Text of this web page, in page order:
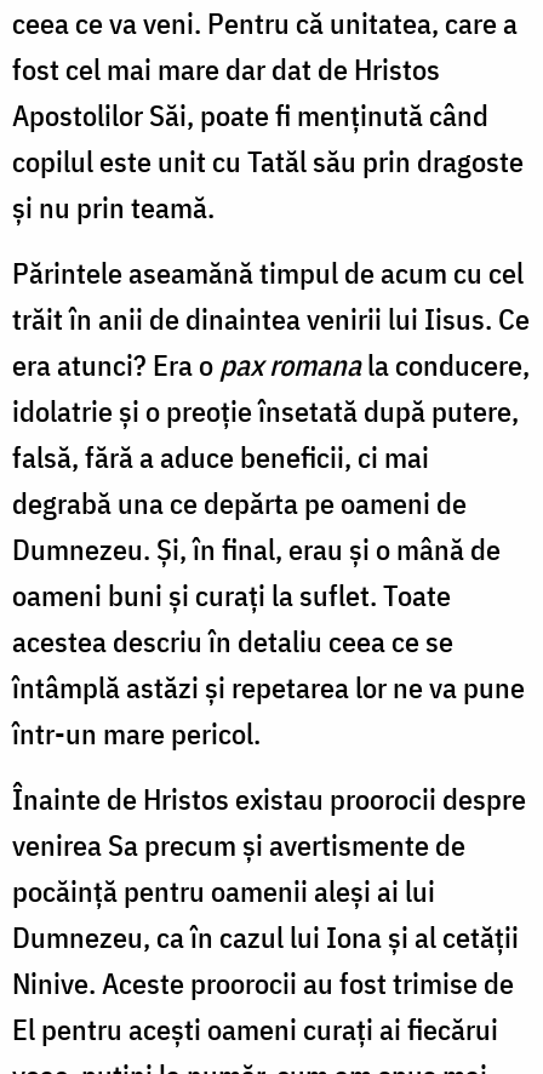
ceea ce va veni. Pentru că unitatea, care a
fost cel mai mare dar dat de Hristos
Apostolilor Săi, poate fi menținută când
copilul este unit cu Tatăl său prin dragoste
și nu prin teamă.
Părintele aseamănă timpul de acum cu cel
trăit în anii de dinaintea venirii lui Iisus. Ce
era atunci? Era opax romanala conducere,
idolatrie și o preoție însetată după putere,
falsă, fără a aduce beneficii, ci mai
degrabă una ce depărta pe oameni de
Dumnezeu. Și, în final, erau și o mână de
oameni buni și curați la suflet. Toate
acestea descriu în detaliu ceea ce se
întâmplă astăzi și repetarea lor ne va pune
într-un mare pericol.
Înainte de Hristos existau proorocii despre
venirea Sa precum și avertismente de
pocăință pentru oamenii aleși ai lui
Dumnezeu, ca în cazul lui Iona și al cetății
Ninive. Aceste proorocii au fost trimise de
El pentru acești oameni curați ai fiecărui